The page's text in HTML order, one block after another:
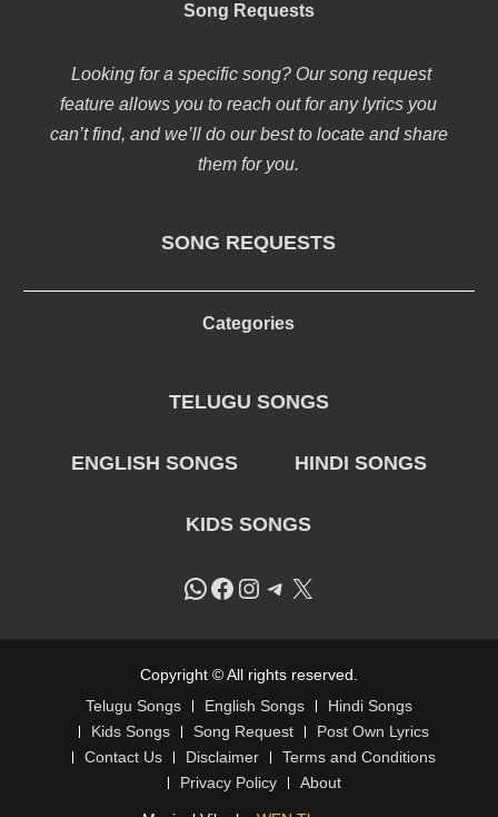
Song Requests
Looking for a specific song? Our song request
feature allows you to reach out for any lyrics you
can’t find, and we’ll do our best to locate and share
them for you.
SONG REQUESTS
Categories
TELUGU SONGS
ENGLISH SONGS HINDI SONGS
KIDS SONGS
WhatsApp
Facebook
Instagram
Telegram
X
Copyright © All rights reserved.
Telugu Songs
English Songs
Hindi Songs
Kids Songs
Song Request
Post Own Lyrics
Contact Us
Disclaimer
Terms and Conditions
Privacy Policy
About